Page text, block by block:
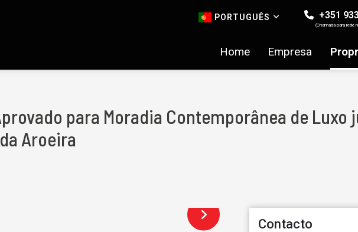
PORTUGUÊS +351
(Chamada para rede
Home Empresa
para Moradia Contemporânea de Luxo
Aroeira
Contacto